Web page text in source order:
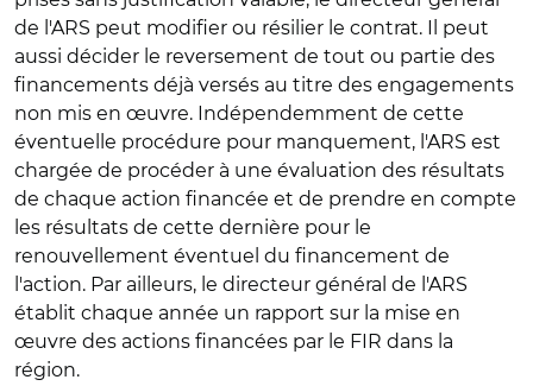
de l'ARS peut modifier ou résilier le contrat. Il peut
aussi décider le reversement de tout ou partie des
financements déjà versés au titre des engagements
non mis en œuvre. Indépendemment de cette
éventuelle procédure pour manquement, l'ARS est
chargée de procéder à une évaluation des résultats
de chaque action financée et de prendre en compte
les résultats de cette dernière pour le
renouvellement éventuel du financement de
l'action. Par ailleurs, le directeur général de l'ARS
établit chaque année un rapport sur la mise en
œuvre des actions financées par le FIR dans la
région.